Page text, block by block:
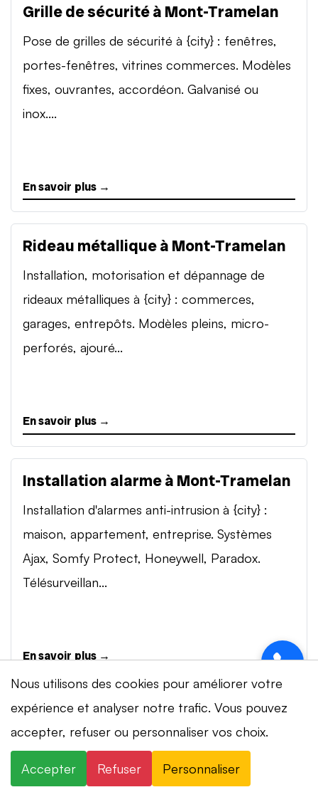
Grille de sécurité à Mont-Tramelan
Pose de grilles de sécurité à {city} : fenêtres,
portes-fenêtres, vitrines commerces. Modèles
fixes, ouvrantes, accordéon. Galvanisé ou
inox....
En savoir plus →
Rideau métallique à Mont-Tramelan
Installation, motorisation et dépannage de
rideaux métalliques à {city} : commerces,
garages, entrepôts. Modèles pleins, micro-
perforés, ajouré...
En savoir plus →
Installation alarme à Mont-Tramelan
Installation d'alarmes anti-intrusion à {city} :
maison, appartement, entreprise. Systèmes
Ajax, Somfy Protect, Honeywell, Paradox.
Télésurveillan...
En savoir plus →
Vidéosurveillance à Mont-Tramelan
Installation de systèmes de vidéosurveillance à
{city} : caméras IP 4K, visionnage smartphone,
Nous utilisons des cookies pour améliorer votre
expérience et analyser notre trafic. Vous pouvez
accepter, refuser ou personnaliser vos choix.
Accepter Refuser Personnaliser
⚡ Intervention en 20 min· 24h/24 · 7j/7 ·
Devis gratuit
+41 78 319 32 82
WhatsApp